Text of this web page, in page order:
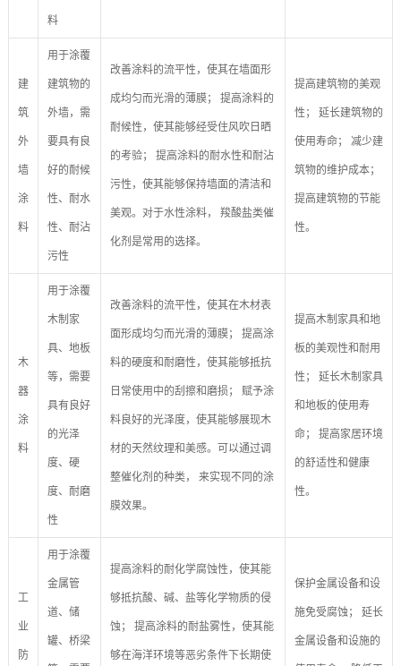
料
建
筑
外
墙
涂
料
用于涂覆
建筑物的
外墙，需
要具有良
好的耐候
性、耐水
性、耐沾
污性
改善涂料的流平性，使其在墙面形
成均匀而光滑的薄膜； 提高涂料的
耐候性，使其能够经受住风吹日晒
的考验； 提高涂料的耐水性和耐沾
污性，使其能够保持墙面的清洁和
美观。对于水性涂料， 羧酸盐类催
化剂是常用的选择。
提高建筑物的美观
性； 延长建筑物的
使用寿命； 减少建
筑物的维护成本；
提高建筑物的节能
性。
木
器
涂
料
用于涂覆
木制家
具、地板
等，需要
具有良好
的光泽
度、硬
度、耐磨
性
改善涂料的流平性，使其在木材表
面形成均匀而光滑的薄膜； 提高涂
料的硬度和耐磨性，使其能够抵抗
日常使用中的刮擦和磨损； 赋予涂
料良好的光泽度，使其能够展现木
材的天然纹理和美感。可以通过调
整催化剂的种类， 来实现不同的涂
膜效果。
提高木制家具和地
板的美观性和耐用
性； 延长木制家具
和地板的使用寿
命； 提高家居环境
的舒适性和健康
性。
工
业
防
用于涂覆
金属管
道、储
罐、桥梁
提高涂料的耐化学腐蚀性，使其能
够抵抗酸、碱、盐等化学物质的侵
蚀； 提高涂料的耐盐雾性，使其能
够在海洋环境等恶劣条件下长期使
保护金属设备和设
施免受腐蚀； 延长
金属设备和设施的